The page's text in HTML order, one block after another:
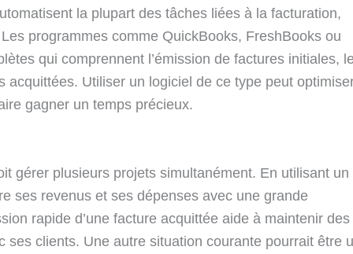
la plupart des tâches liées à la facturation,
programmes comme QuickBooks, FreshBooks ou
qui comprennent l’émission de factures initiales,
Utiliser un logiciel de ce type peut
gagner un temps précieux.
gérer plusieurs projets simultanément. En utilisant un
ses revenus et ses dépenses avec une grande
rapide d’une facture acquittée aide à maintenir des
clients. Une autre situation courante pourrait être